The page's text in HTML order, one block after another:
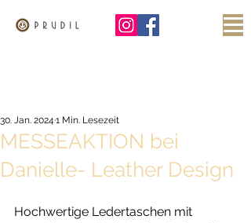
MESSEAKTION bei
Danielle- Leather Design
30. Jan. 2024 1 Min. Lesezeit
Hochwertige Ledertaschen mit